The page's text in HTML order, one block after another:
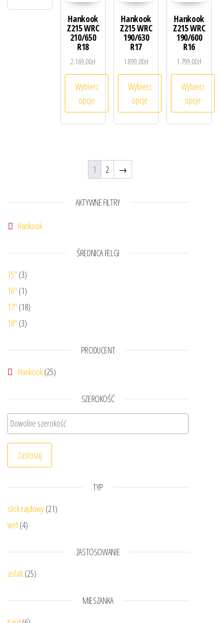
Hankook
Z215 WRC
210/650
R18
2.169,00zł
Wybierz
opcje
Ten produkt ma wiele wariantów. Opcje
Hankook
Z215 WRC
190/630
R17
1.899,00zł
Wybierz
opcje
Ten produkt ma wiele
Hankook
Z215 WRC
190/600
R16
1.799,00zł
Wybierz
opcje
Ten
1 2 →
AKTYWNE FILTRY
Hankook
ŚREDNICA FELGI
15" (3)
16" (1)
17" (18)
18" (3)
PRODUCENT
Hankook(25)
SZEROKOŚĆ
Zastosuj
TYP
slick rajdowy(21)
wet(4)
ZASTOSOWANIE
asfalt(25)
MIESZANKA